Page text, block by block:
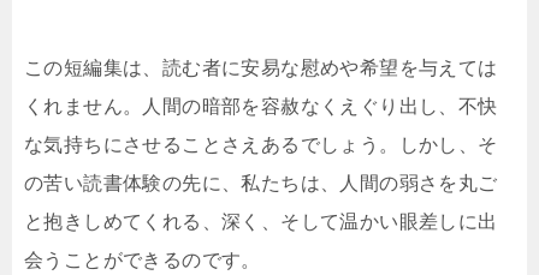
この短編集は、読む者に安易な慰めや希望を与えては
くれません。人間の暗部を容赦なくえぐり出し、不快
な気持ちにさせることさえあるでしょう。しかし、そ
の苦い読書体験の先に、私たちは、人間の弱さを丸ご
と抱きしめてくれる、深く、そして温かい眼差しに出
会うことができるのです。